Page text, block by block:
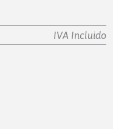
IVA Incluido